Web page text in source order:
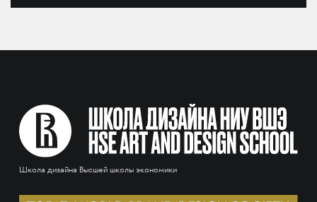
Школа дизайна Высшей школы экономики